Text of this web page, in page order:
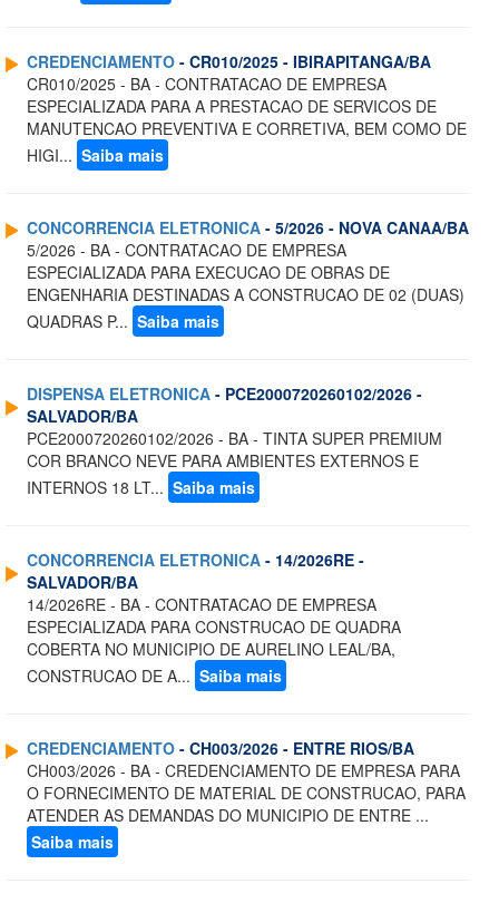
CREDENCIAMENTO - CR010/2025 - IBIRAPITANGA/BA
CR010/2025 - BA - CONTRATACAO DE EMPRESA
ESPECIALIZADA PARA A PRESTACAO DE SERVICOS DE
MANUTENCAO PREVENTIVA E CORRETIVA, BEM COMO DE
HIGI... Saiba mais
CONCORRENCIA ELETRONICA - 5/2026 - NOVA CANAA/BA
5/2026 - BA - CONTRATACAO DE EMPRESA
ESPECIALIZADA PARA EXECUCAO DE OBRAS DE
ENGENHARIA DESTINADAS A CONSTRUCAO DE 02 (DUAS)
QUADRAS P... Saiba mais
DISPENSA ELETRONICA - PCE2000720260102/2026 -
SALVADOR/BA
PCE2000720260102/2026 - BA - TINTA SUPER PREMIUM
COR BRANCO NEVE PARA AMBIENTES EXTERNOS E
INTERNOS 18 LT... Saiba mais
CONCORRENCIA ELETRONICA - 14/2026RE -
SALVADOR/BA
14/2026RE - BA - CONTRATACAO DE EMPRESA
ESPECIALIZADA PARA CONSTRUCAO DE QUADRA
COBERTA NO MUNICIPIO DE AURELINO LEAL/BA,
CONSTRUCAO DE A... Saiba mais
CREDENCIAMENTO - CH003/2026 - ENTRE RIOS/BA
CH003/2026 - BA - CREDENCIAMENTO DE EMPRESA PARA
O FORNECIMENTO DE MATERIAL DE CONSTRUCAO, PARA
ATENDER AS DEMANDAS DO MUNICIPIO DE ENTRE ...
Saiba mais